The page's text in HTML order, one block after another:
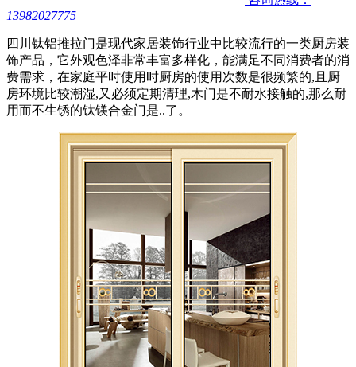
13982027775
四川钛铝推拉门是现代家居装饰行业中比较流行的一类厨房装
饰产品，它外观色泽非常丰富多样化，能满足不同消费者的消
费需求，在家庭平时使用时厨房的使用次数是很频繁的,且厨
房环境比较潮湿,又必须定期清理,木门是不耐水接触的,那么耐
用而不生锈的钛镁合金门是..了。